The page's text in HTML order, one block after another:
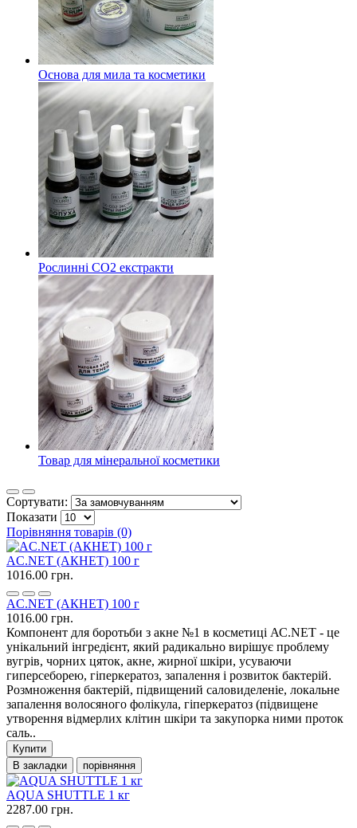
Основа для мила та косметики
Рослинні СО2 екстракти
Товар для мінеральної косметики
Сортувати:
Показати
Порівняння товарів (0)
AC.NET (АКНЕТ) 100 г
1016.00 грн.
AC.NET (АКНЕТ) 100 г
1016.00 грн.
Компонент для боротьби з акне №1 в косметиці АС.NET - це
унікальний інгредієнт, який радикально вирішує проблему
вугрів, чорних цяток, акне, жирної шкіри, усуваючи
гиперсеборею, гіперкератоз, запалення і розвиток бактерій.
Розмноження бактерій, підвищений саловиделеніе, локальне
запалення волосяного фолікула, гіперкератоз (підвищене
утворення відмерлих клітин шкіри та закупорка ними проток
саль..
Купити
В закладки
порівняння
AQUA SHUTTLE 1 кг
2287.00 грн.